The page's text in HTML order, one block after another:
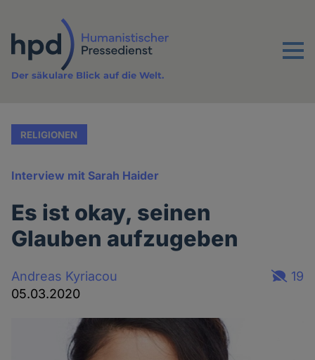
Inhalt
Menu
Der säkulare Blick auf die Welt.
RELIGIONEN
Interview mit Sarah Haider
Es ist okay, seinen
Glauben aufzugeben
Andreas Kyriacou
05.03.2020
19